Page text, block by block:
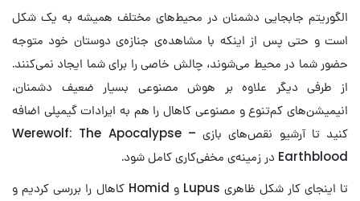
الگوریتم جابجایی دشمنان در محیط‌های مختلف همیشه به یک شکل
است و حتی پس از اینکه با مشاهده‌ی جنازه‌ی دوستان خود متوجه
حضور شما در محیط می‌شوند، چالش خاصی را برای شما ایجاد نمی‌کنند.
از طرفی دیگر علاوه بر هوش مصنوعی بسیار ضعیف دشمنان،
انیمیشن‌های کم‌تنوع و مصنوعی کاهال را هم به ایرادات گیمپلی اضافه
کنید تا آرشیو نقص‌های بازی Werewolf: The Apocalypse –
Earthblood در زمینه‌ی مخفی‌کاری کامل شود.
تا اینجای کار شکل ظاهری Lupus و Homid کاهال را بررسی کردیم و